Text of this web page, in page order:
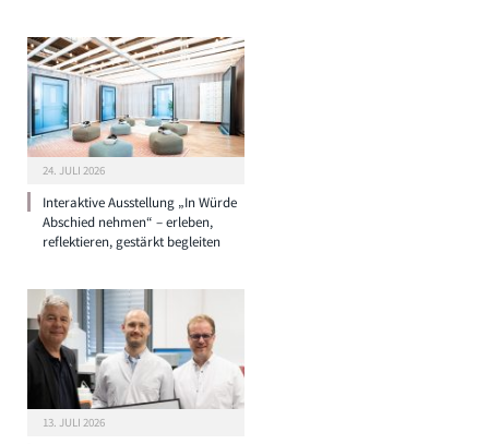
24. JULI 2026
Interaktive Ausstellung „In Würde
Abschied nehmen“ – erleben,
reflektieren, gestärkt begleiten
13. JULI 2026